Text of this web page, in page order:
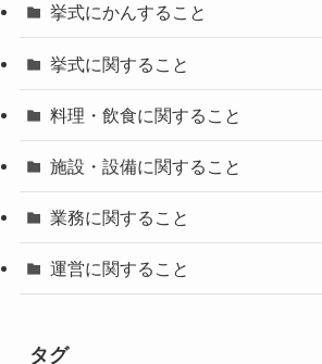
挙式にかんすること
挙式に関すること
料理・飲食に関すること
施設・設備に関すること
業務に関すること
運営に関すること
タグ